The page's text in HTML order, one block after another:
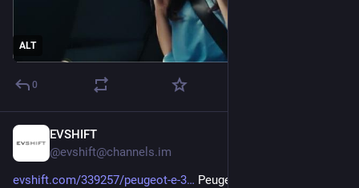
ALT
0
EVSHIFT
@evshift@channels.im
evshift.com/339257/peugeot-e-3
Peugeot E-3008 l The road